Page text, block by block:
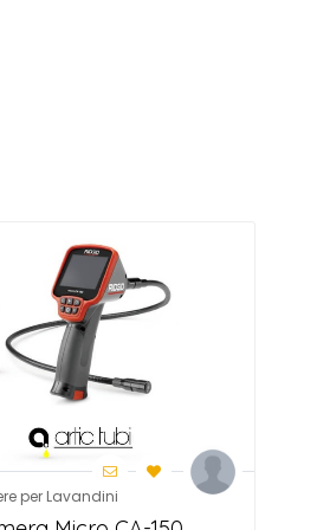
per Lavandini